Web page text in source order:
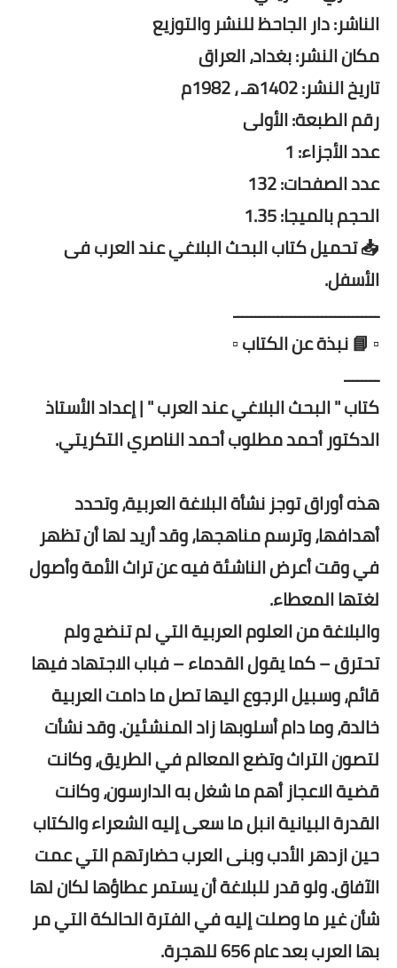
الناشر: دار الجاحظ للنشر والتوزيع
مكان النشر: بغداد، العراق
تاريخ النشر: 1402هـ ، 1982م
رقم الطبعة: الأولى
عدد الأجزاء: 1
عدد الصفحات: 132
الحجم بالميجا: 1.35
📥 تحميل كتاب البحث البلاغي عند العرب فى
الأسفل.
ـــــــــــــــــــــــــــــــــ
▫️ 📘 نبذة عن الكتاب ▫️
ــــــــ
كتاب " البحث البلاغي عند العرب " | إعداد الأستاذ
الدكتور أحمد مطلوب أحمد الناصري التكريتي.
هذه أوراق توجز نشأة البلاغة العربية، وتحدد
أهدافها، وترسم مناهجها، وقد أريد لها أن تظهر
في وقت أعرض الناشئة فيه عن تراث الأمة وأصول
لغتها المعطاء.
والبلاغة من العلوم العربية التي لم تنضج ولم
تحترق – كما يقول القدماء – فباب الاجتهاد فيها
قائم، وسبيل الرجوع اليها تصل ما دامت العربية
خالدة، وما دام أسلوبها زاد المنشئين. وقد نشأت
لتصون التراث وتضع المعالم في الطريق، وكانت
قضية الاعجاز أهم ما شغل به الدارسون، وكانت
القدرة البيانية انبل ما سعى إليه الشعراء والكتاب
حين ازدهر الأدب وبنى العرب حضارتهم التي عمت
الآفاق.ولو قدر للبلاغة أن يستمر عطاؤها لكان لها
شأن غير ما وصلت إليه في الفترة الحالكة التي مر
بها العرب بعد عام 656 للهجرة.